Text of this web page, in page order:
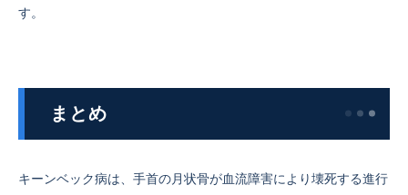
す。
まとめ
キーンベック病は、手首の月状骨が血流障害により壊死する進行